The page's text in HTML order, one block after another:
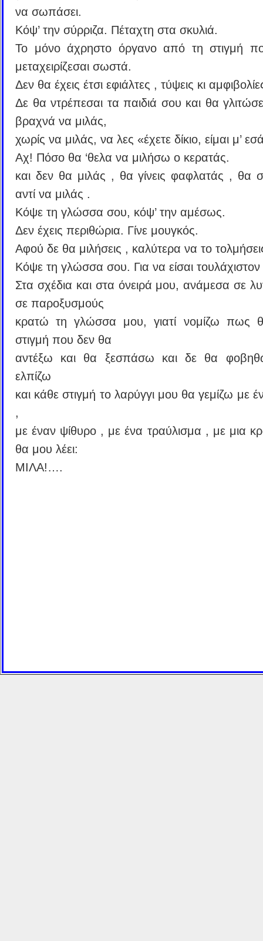
να σωπάσει.
Κόψ’ την σύρριζα. Πέταχτη στα σκυλιά.
Το μόνο άχρηστο όργανο από τη στιγμή
μεταχειρίζεσαι σωστά.
Δεν θα έχεις έτσι εφιάλτες , τύψεις κι
Δε θα ντρέπεσαι τα παιδιά σου και θα
βραχνά να μιλάς,
χωρίς να μιλάς, να λες «έχετε δίκιο, είμαι μ’
Αχ! Πόσο θα ‘θελα να μιλήσω ο κερατάς.
και δεν θα μιλάς , θα γίνεις φαφλατάς , θα
αντί να μιλάς .
Κόψε τη γλώσσα σου, κόψ’ την αμέσως.
Δεν έχεις περιθώρια. Γίνε μουγκός.
Αφού δε θα μιλήσεις , καλύτερα να το
Κόψε τη γλώσσα σου. Για να είσαι
Στα σχέδια και στα όνειρά μου, ανάμεσα σε
σε παροξυσμούς
κρατώ τη γλώσσα μου, γιατί νομίζω πως
στιγμή που δεν θα
αντέξω και θα ξεσπάσω και δε θα
ελπίζω
και κάθε στιγμή το λαρύγγι μου θα γεμίζω με
,
με έναν ψίθυρο , με ένα τραύλισμα , με μια
θα μου λέει:
ΜΙΛΑ!….